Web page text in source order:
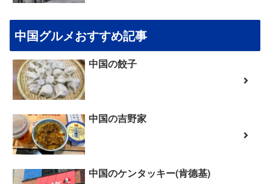
中国グルメおすすめ記事
中国の餃子
中国の吉野家
中国のケンタッキー(肯德基)